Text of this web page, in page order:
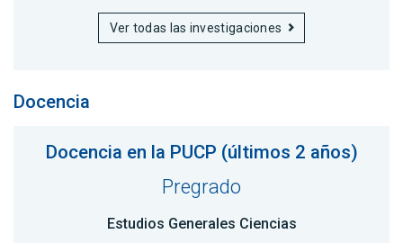
Ver todas las investigaciones
Docencia
Docencia en la PUCP (últimos 2 años)
Pregrado
Estudios Generales Ciencias